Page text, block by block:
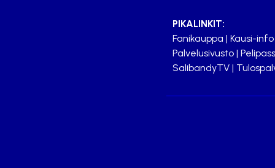
PIKALINKIT:
Fanikauppa | Kausi-info
Palvelusivusto |
SalibandyTV |